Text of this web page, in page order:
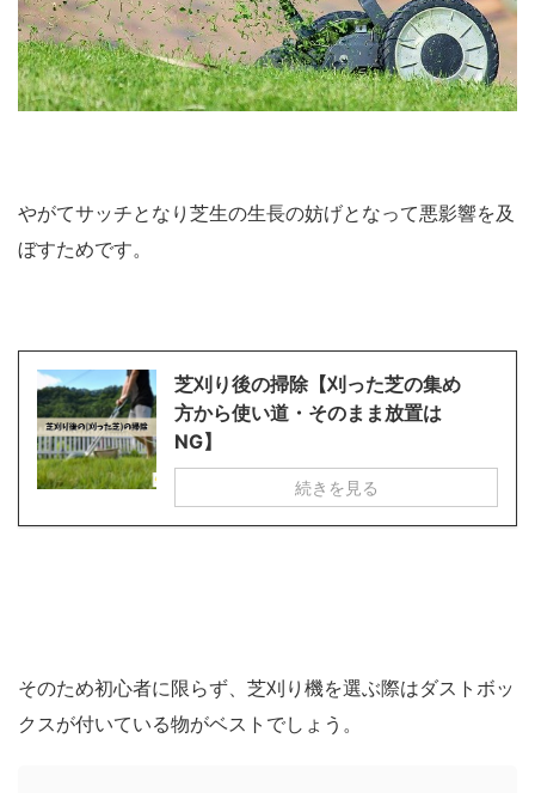
やがてサッチとなり芝生の生長の妨げとなって悪影響を及
ぼすためです。
芝刈り後の掃除【刈った芝の集め
方から使い道・そのまま放置は
NG】
続きを見る
そのため初心者に限らず、芝刈り機を選ぶ際はダストボッ
クスが付いている物がベストでしょう。